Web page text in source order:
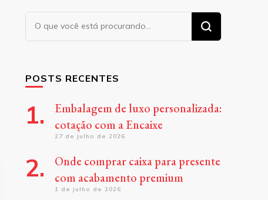
POSTS RECENTES
Embalagem de luxo personalizada:
cotação com a Encaixe
27 de julho de 2026
Onde comprar caixa para presente
com acabamento premium
1 de julho de 2026